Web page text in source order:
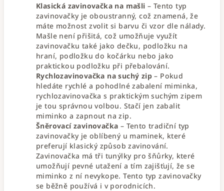
Klasická zavinovačka na mašli – Tento typ
zavinovačky je oboustranný, což znamená, že
máte možnost zvolit si barvu či vzor dle nálady.
Mašle není přišitá, což umožňuje využít
zavinovačku také jako dečku, podložku na
hraní, podložku do kočárku nebo jako
praktickou podložku při přebalování.
Rychlozavinovačka na suchý zip – Pokud
hledáte rychlé a pohodlné zabalení miminka,
rychlozavinovačka s praktickým suchým zipem
je tou správnou volbou. Stačí jen zabalit
miminko a zapnout na zip.
Šněrovací zavinovačka – Tento tradiční typ
zavinovačky je oblíbený u maminek, které
preferují klasický způsob zavinování.
Zavinovačka má tři tunýlky pro šňůrky, které
umožňují pevné utažení a tím zajišťují, že se
miminko z ní nevykope. Tento typ zavinovačky
se běžně používá i v porodnicích.